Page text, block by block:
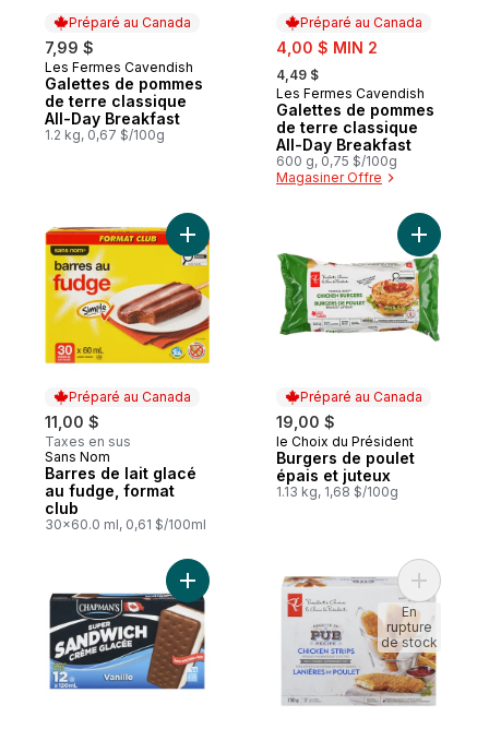
Préparé au Canada
7,99 $
Préparé au Canada
Les Fermes Cavendish
Galettes de pommes
de terre classique
All-Day Breakfast
1.2 kg, 0,67 $/100g
Préparé au Canada
sale:
4,00 $ MIN 2
, formerly:
4,49 $
Préparé au Canada
Les Fermes Cavendish
Galettes de pommes
de terre classique
All-Day Breakfast
600 g, 0,75 $/100g
Magasiner Offre
Préparé au Canada
11,00 $
Taxes en sus
Préparé au Canada
Sans Nom
Barres de lait glacé
au fudge, format
club
30x60.0 ml, 0,61 $/100ml
Ajouter Barres de lait glacé au fudge,
Préparé au Canada
19,00 $
Préparé au Canada
le Choix du Président
Burgers de poulet
épais et juteux
1.13 kg, 1,68 $/100g
Ajouter
Ajouter Super Sandwichs crème glacée
Ajouter
En
rupture
de stock